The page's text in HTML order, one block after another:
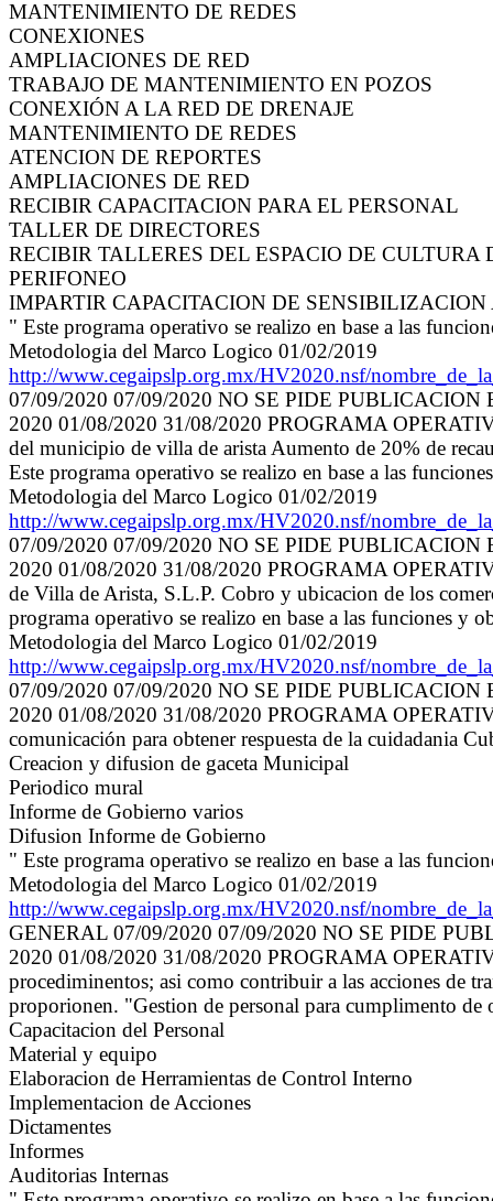
MANTENIMIENTO DE REDES
CONEXIONES
AMPLIACIONES DE RED
TRABAJO DE MANTENIMIENTO EN POZOS
CONEXIÓN A LA RED DE DRENAJE
MANTENIMIENTO DE REDES
ATENCION DE REPORTES
AMPLIACIONES DE RED
RECIBIR CAPACITACION PARA EL PERSONAL
TALLER DE DIRECTORES
RECIBIR TALLERES DEL ESPACIO DE CULTURA
PERIFONEO
IMPARTIR CAPACITACION DE
" Este programa operativo se realizo en base a las
Metodologia del Marco Logico 01/02/2019
http://www.cegaipslp.org.mx/HV2020.nsf/
07/09/2020 07/09/2020 NO SE PIDE
2020 01/08/2020 31/08/2020 PROGRAMA
del municipio de villa de arista Aumento de 20% de
Este programa operativo se realizo en base a las
Metodologia del Marco Logico 01/02/2019
http://www.cegaipslp.org.mx/HV2020.nsf/
07/09/2020 07/09/2020 NO SE PIDE
2020 01/08/2020 31/08/2020 PROGRAMA
de Villa de Arista, S.L.P. Cobro y ubicacion de los
programa operativo se realizo en base a las funciones y
Metodologia del Marco Logico 01/02/2019
http://www.cegaipslp.org.mx/HV2020.nsf/
07/09/2020 07/09/2020 NO SE PIDE
2020 01/08/2020 31/08/2020 PROGRAMA
comunicación para obtener respuesta de la cuidadania
Creacion y difusion de gaceta Municipal
Periodico mural
Informe de Gobierno varios
Difusion Informe de Gobierno
" Este programa operativo se realizo en base a las
Metodologia del Marco Logico 01/02/2019
http://www.cegaipslp.org.mx/HV2020.nsf/
GENERAL 07/09/2020 07/09/2020 NO SE PIDE
2020 01/08/2020 31/08/2020 PROGRAMA
procediminentos; asi como contribuir a las acciones de
proporionen. "Gestion de personal para cumplimento de
Capacitacion del Personal
Material y equipo
Elaboracion de Herramientas de Control Interno
Implementacion de Acciones
Dictamentes
Informes
Auditorias Internas